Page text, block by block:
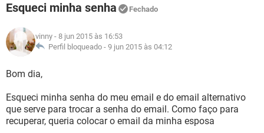
INSTAGRAM GMAIL
GUIA DE COMPRAS
INSTAGRAM
JOGOS WHATSAPP
CELULAR
OUTLOOK EXCEL
INSTAGRAM
FÓRUM
JOGOS
OUTLOOK
INSTAGRAM GMAIL
GUIA DE COMPRAS
GLOSSÁRIO
JOGOS
OUTLOOK EXCEL
INSTAGRAM
Esqueci minha senha Fechado
vinny - 8 jun 2015 às 16:53
Perfil bloqueado - 9 jun 2015 às 04:12
Bom dia,
Esqueci minha senha do meu email e do email alternativo
que serve para trocar a senha do email. Como faço para
recuperar, queria colocar o email da minha esposa